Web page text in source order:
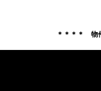
＊＊＊＊ 物